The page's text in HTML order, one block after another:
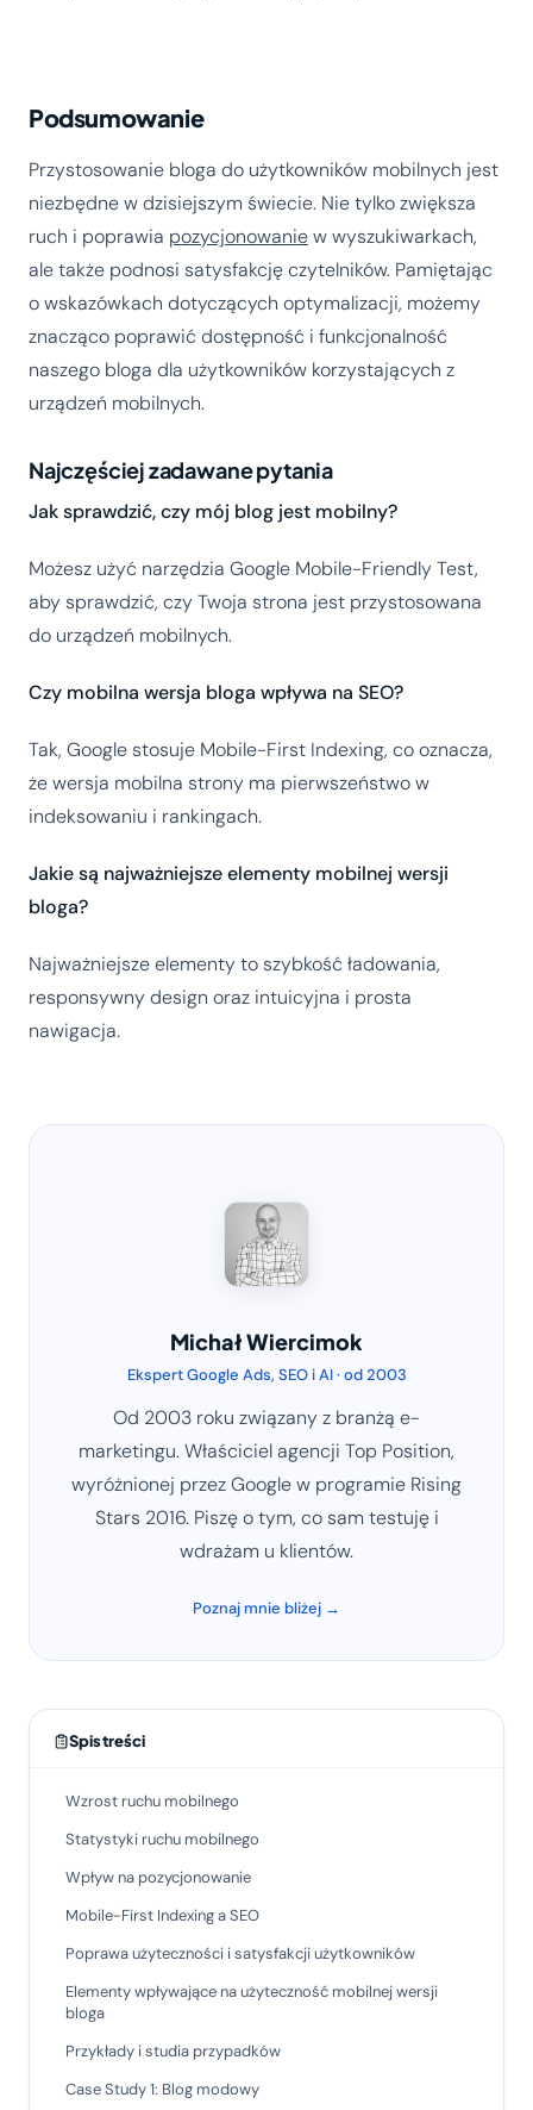
Podsumowanie
Przystosowanie bloga do użytkowników mobilnych jest
niezbędne w dzisiejszym świecie. Nie tylko zwiększa
ruch i poprawia pozycjonowaniew wyszukiwarkach,
ale także podnosi satysfakcję czytelników. Pamiętając
o wskazówkach dotyczących optymalizacji, możemy
znacząco poprawić dostępność i funkcjonalność
naszego bloga dla użytkowników korzystających z
urządzeń mobilnych.
Najczęściej zadawane pytania
Jak sprawdzić, czy mój blog jest mobilny?
Możesz użyć narzędzia Google Mobile-Friendly Test,
aby sprawdzić, czy Twoja strona jest przystosowana
do urządzeń mobilnych.
Czy mobilna wersja bloga wpływa na SEO?
Tak, Google stosuje Mobile-First Indexing, co oznacza,
że wersja mobilna strony ma pierwszeństwo w
indeksowaniu i rankingach.
Jakie są najważniejsze elementy mobilnej wersji
bloga?
Najważniejsze elementy to szybkość ładowania,
responsywny design oraz intuicyjna i prosta
nawigacja.
Michał Wiercimok
Ekspert Google Ads, SEO i AI · od 2003
Od 2003 roku związany z branżą e-
marketingu. Właściciel agencji Top Position,
wyróżnionej przez Google w programie Rising
Stars 2016. Piszę o tym, co sam testuję i
wdrażam u klientów.
Poznaj mnie bliżej →
Spis treści
Wzrost ruchu mobilnego
Statystyki ruchu mobilnego
Wpływ na pozycjonowanie
Mobile-First Indexing a SEO
Poprawa użyteczności i satysfakcji użytkowników
Elementy wpływające na użyteczność mobilnej wersji
bloga
Przykłady i studia przypadków
Case Study 1: Blog modowy